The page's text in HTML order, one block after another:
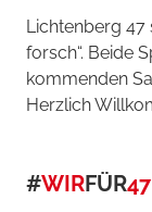
Lichtenberg 47
forsch“. Beide
kommenden
Herzlich
#WIRFÜR47